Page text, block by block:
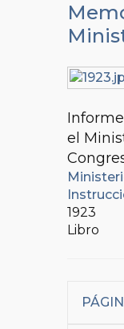
el
1923
Libro